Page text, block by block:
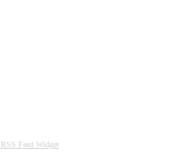
RSS Feed Widget